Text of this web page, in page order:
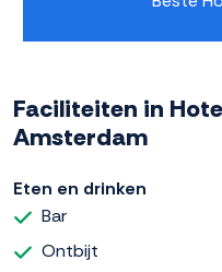
Faciliteiten in
Amsterdam
Eten en drinken
Bar
Ontbijt